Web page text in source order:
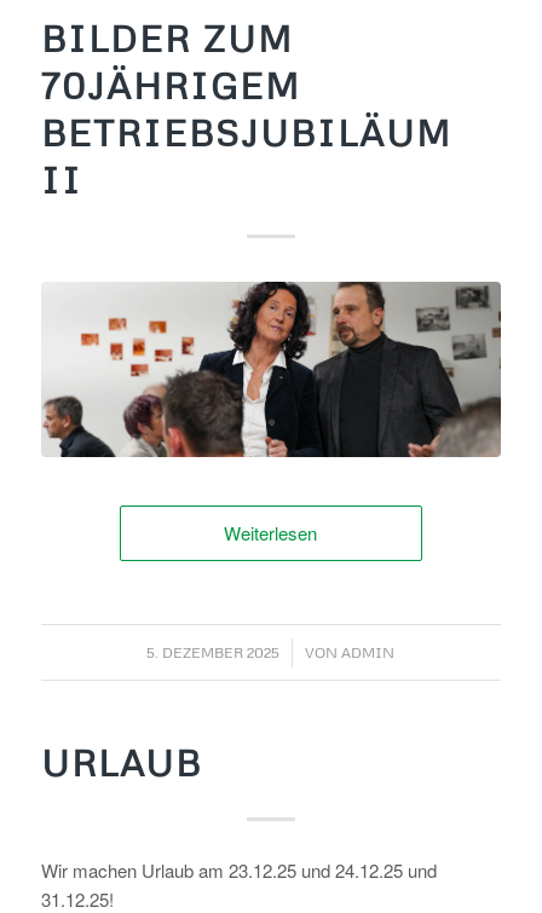
BILDER ZUM
70JÄHRIGEM
BETRIEBSJUBILÄUM
II
Weiterlesen
5. DEZEMBER 2025
/ VONADMIN
URLAUB
Wir machen Urlaub am 23.12.25 und 24.12.25 und
31.12.25!